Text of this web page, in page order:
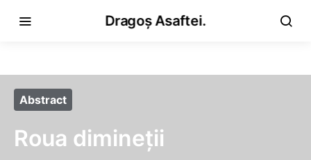
Dragoș Asaftei.
Abstract
Roua dimineții